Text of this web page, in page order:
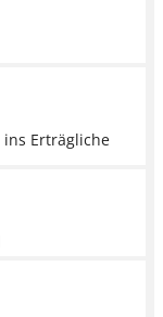
Erträgliche